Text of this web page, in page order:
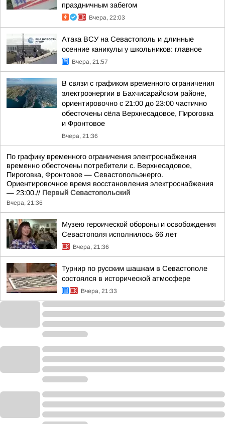
праздничным забегом
Вчера, 22:03
Атака ВСУ на Севастополь и длинные
осенние каникулы у школьников: главное
Вчера, 21:57
В связи с графиком временного ограничения
электроэнергии в Бахчисарайском районе,
ориентировочно с 21:00 до 23:00 частично
обесточены сёла Верхнесадовое, Пироговка
и Фронтовое
Вчера, 21:36
По графику временного ограничения электроснабжения
временно обесточены потребители с. Верхнесадовое,
Пироговка, Фронтовое — Севастопольэнерго.
Ориентировочное время восстановления электроснабжения
— 23:00.// Первый Севастопольский
Вчера, 21:36
Музею героической обороны и освобождения
Севастополя исполнилось 66 лет
Вчера, 21:36
Турнир по русским шашкам в Севастополе
состоялся в исторической атмосфере
Вчера, 21:33